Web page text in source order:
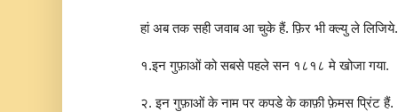
हां अब तक सही जवाब आ चुके हैं. फ़िर भी क्ल्यु ले लिजिये.
१.इन गुफ़ाओं को सबसे पहले सन १८१८ मे खोजा गया.
२. इन गुफ़ाओं के नाम पर कपडे के काफ़ी फ़ेमस प्रिंट हैं.